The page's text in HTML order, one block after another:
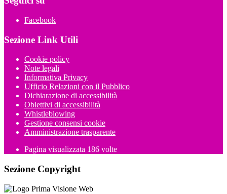
Facebook
Sezione Link Utili
Cookie policy
Note legali
Informativa Privacy
Ufficio Relazioni con il Pubblico
Dichiarazione di accessibilità
Obiettivi di accessibilità
Whistleblowing
Gestione consensi cookie
Amministrazione trasparente
Pagina visualizzata 186 volte
Sezione Copyright